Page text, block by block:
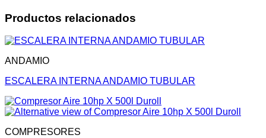
Productos relacionados
ANDAMIO
ESCALERA INTERNA ANDAMIO TUBULAR
COMPRESORES